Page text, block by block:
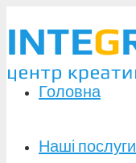
Головна
Наші послуги